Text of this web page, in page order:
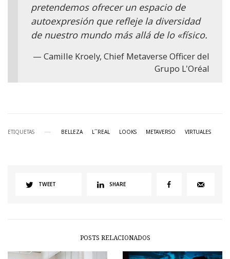
pretendemos ofrecer un espacio de
autoexpresión que refleje la diversidad
de nuestro mundo más allá de lo «físico.
Camille Kroely, Chief Metaverse Officer del
Grupo L'Oréal
ETIQUETAS BELLEZA L´´REAL LOOKS METAVERSO VIRTUALES
TWEET SHARE
POSTS RELACIONADOS